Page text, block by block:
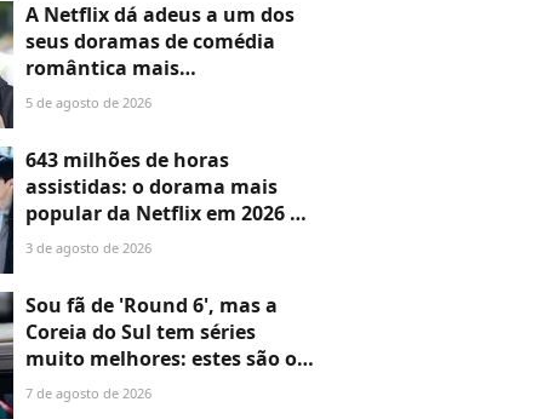
A Netflix dá adeus a um dos
seus doramas de comédia
romântica mais
encantadores: últimos dias
prima com Jin Ki-joo e Lee
Jang-woo
5 de agosto de 2026
643 milhões de horas
assistidas: o dorama mais
popular da Netflix em 2026 é
tão bom e satisfatório que se
3 de agosto de 2026
Sou fã de 'Round 6', mas a
Coreia do Sul tem séries
muito melhores: estes são os
7 doramas que você precisa
7 de agosto de 2026